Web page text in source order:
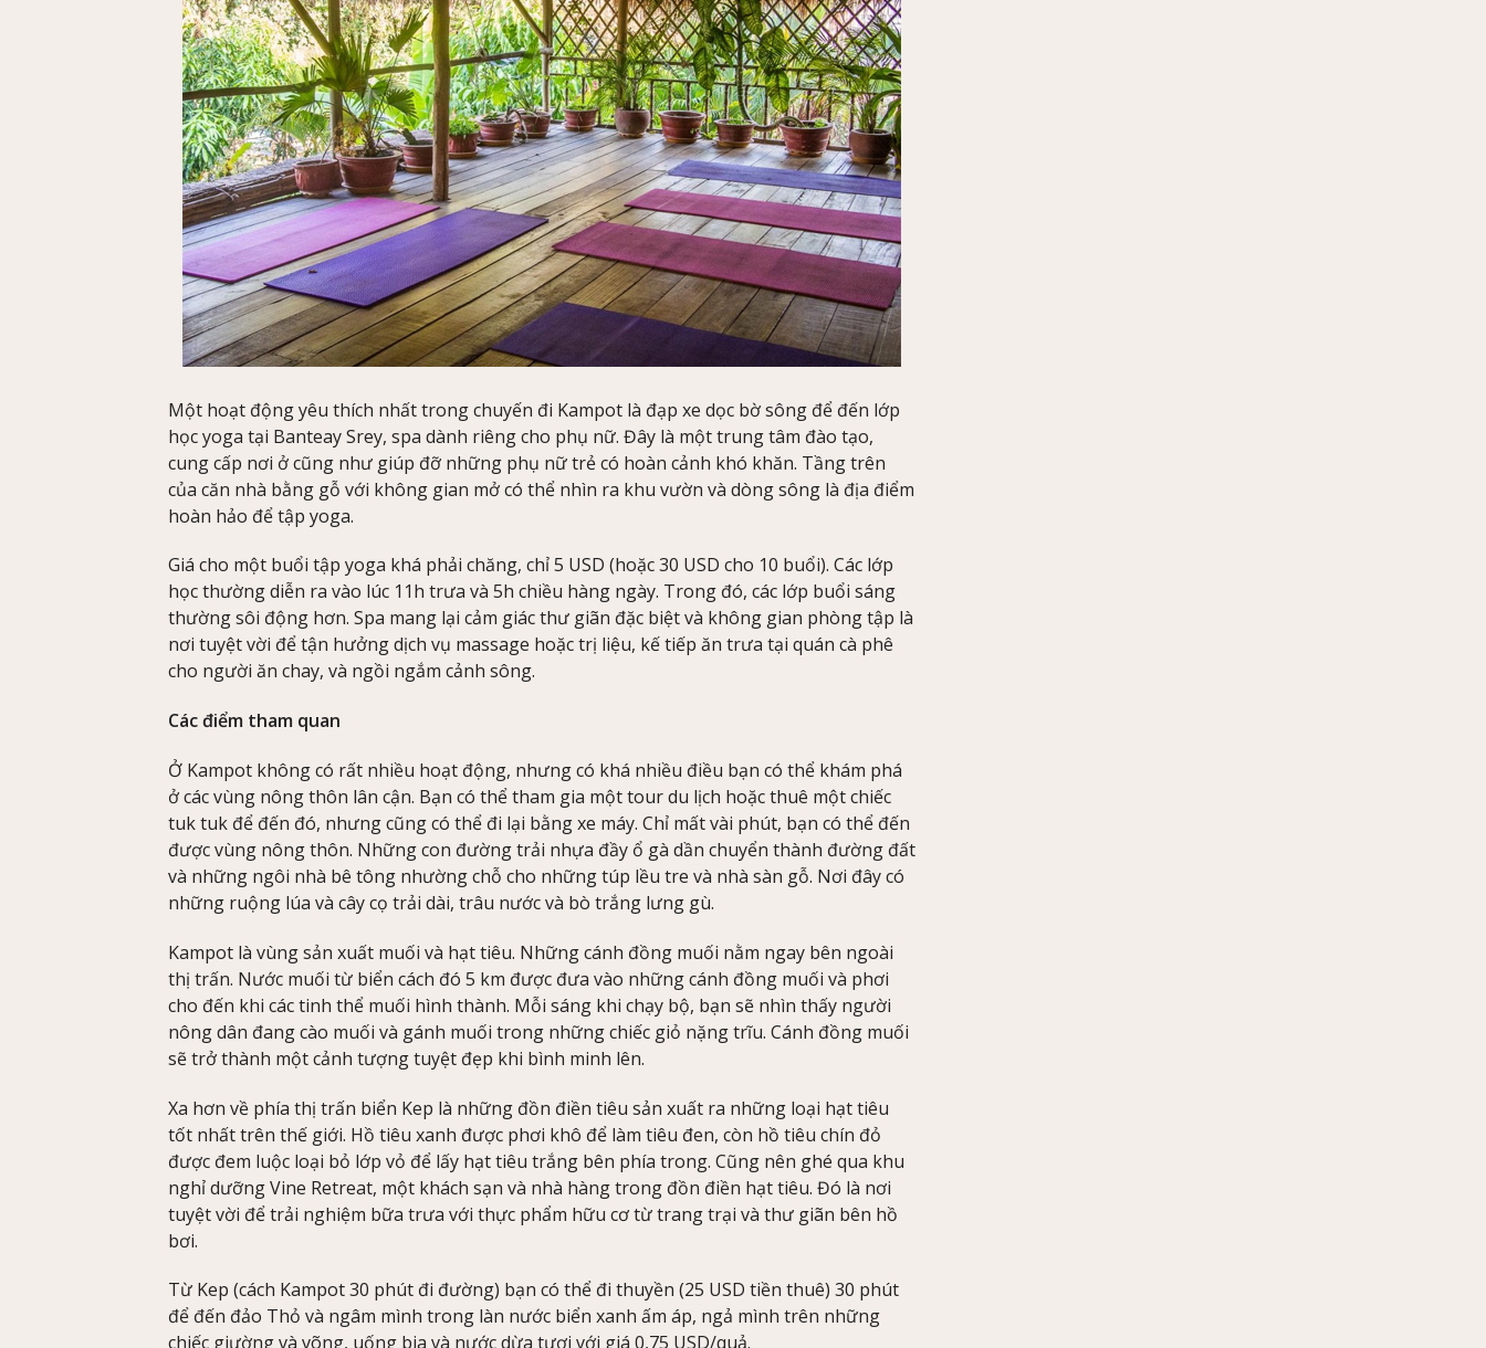
Một hoạt động yêu thích nhất trong chuyến đi Kampot là đạp xe dọc bờ sông để đến lớp
học yoga tại Banteay Srey, spa dành riêng cho phụ nữ. Đây là một trung tâm đào tạo,
cung cấp nơi ở cũng như giúp đỡ những phụ nữ trẻ có hoàn cảnh khó khăn. Tầng trên
của căn nhà bằng gỗ với không gian mở có thể nhìn ra khu vườn và dòng sông là địa điểm
hoàn hảo để tập yoga.
Giá cho một buổi tập yoga khá phải chăng, chỉ 5 USD (hoặc 30 USD cho 10 buổi). Các lớp
học thường diễn ra vào lúc 11h trưa và 5h chiều hàng ngày. Trong đó, các lớp buổi sáng
thường sôi động hơn. Spa mang lại cảm giác thư giãn đặc biệt và không gian phòng tập là
nơi tuyệt vời để tận hưởng dịch vụ massage hoặc trị liệu, kế tiếp ăn trưa tại quán cà phê
cho người ăn chay, và ngồi ngắm cảnh sông.
Các điểm tham quan
Ở Kampot không có rất nhiều hoạt động, nhưng có khá nhiều điều bạn có thể khám phá
ở các vùng nông thôn lân cận. Bạn có thể tham gia một tour du lịch hoặc thuê một chiếc
tuk tuk để đến đó, nhưng cũng có thể đi lại bằng xe máy. Chỉ mất vài phút, bạn có thể đến
được vùng nông thôn. Những con đường trải nhựa đầy ổ gà dần chuyển thành đường đất
và những ngôi nhà bê tông nhường chỗ cho những túp lều tre và nhà sàn gỗ. Nơi đây có
những ruộng lúa và cây cọ trải dài, trâu nước và bò trắng lưng gù.
Kampot là vùng sản xuất muối và hạt tiêu. Những cánh đồng muối nằm ngay bên ngoài
thị trấn. Nước muối từ biển cách đó 5 km được đưa vào những cánh đồng muối và phơi
cho đến khi các tinh thể muối hình thành. Mỗi sáng khi chạy bộ, bạn sẽ nhìn thấy người
nông dân đang cào muối và gánh muối trong những chiếc giỏ nặng trĩu. Cánh đồng muối
sẽ trở thành một cảnh tượng tuyệt đẹp khi bình minh lên.
Xa hơn về phía thị trấn biển Kep là những đồn điền tiêu sản xuất ra những loại hạt tiêu
tốt nhất trên thế giới. Hồ tiêu xanh được phơi khô để làm tiêu đen, còn hồ tiêu chín đỏ
được đem luộc loại bỏ lớp vỏ để lấy hạt tiêu trắng bên phía trong. Cũng nên ghé qua khu
nghỉ dưỡng Vine Retreat, một khách sạn và nhà hàng trong đồn điền hạt tiêu. Đó là nơi
tuyệt vời để trải nghiệm bữa trưa với thực phẩm hữu cơ từ trang trại và thư giãn bên hồ
bơi.
Từ Kep (cách Kampot 30 phút đi đường) bạn có thể đi thuyền (25 USD tiền thuê) 30 phút
để đến đảo Thỏ và ngâm mình trong làn nước biển xanh ấm áp, ngả mình trên những
chiếc giường và võng, uống bia và nước dừa tươi với giá 0,75 USD/quả.